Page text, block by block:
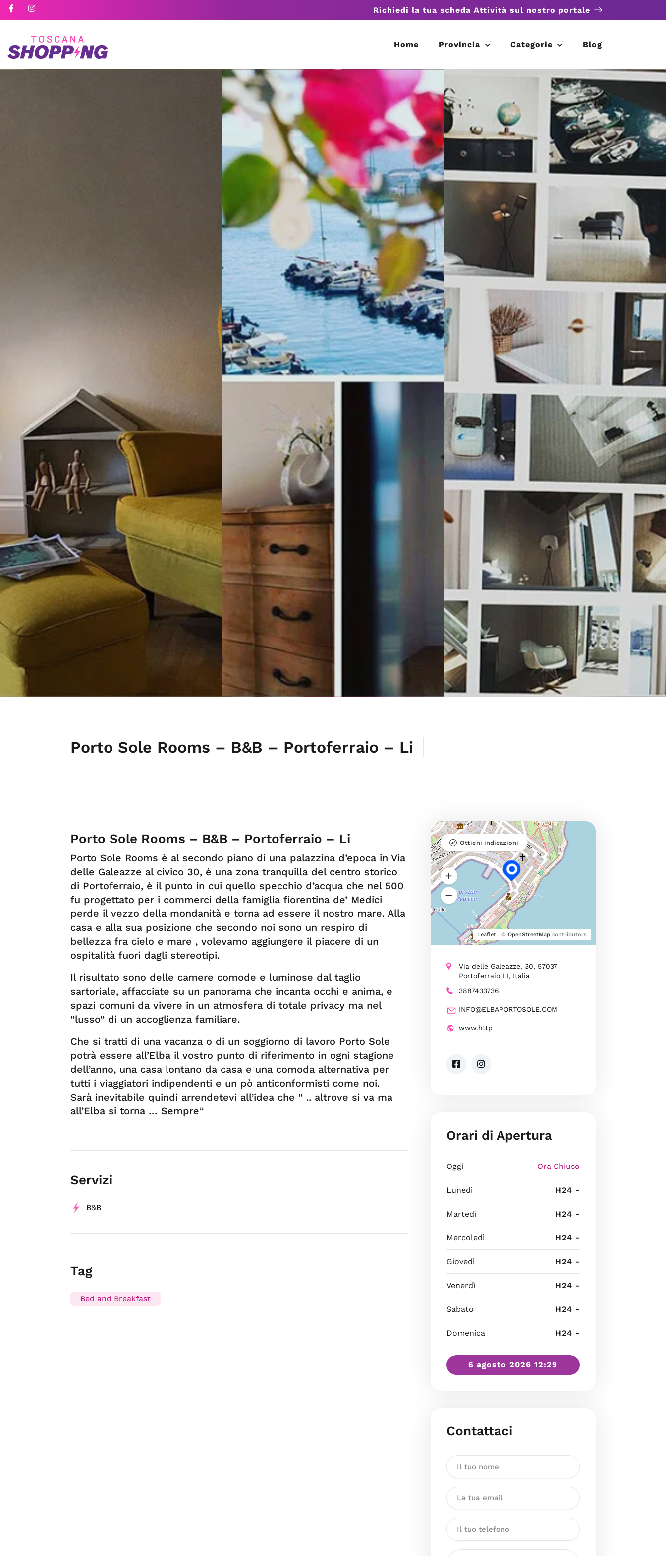
Richiedi la tua scheda Attività sul nostro portale
Home Provincia Categorie Blog
Porto Sole Rooms – B&B – Portoferraio – Li
Porto Sole Rooms – B&B – Portoferraio – Li
Porto Sole Rooms è al secondo piano di una palazzina d’epoca in Via
delle Galeazze al civico 30, è una zona tranquilla del centro storico
di Portoferraio, è il punto in cui quello specchio d’acqua che nel 500
fu progettato per i commerci della famiglia fiorentina de’ Medici
perde il vezzo della mondanità e torna ad essere il nostro mare. Alla
casa e alla sua posizione che secondo noi sono un respiro di
bellezza fra cielo e mare , volevamo aggiungere il piacere di un
ospitalità fuori dagli stereotipi.
Il risultato sono delle camere comode e luminose dal taglio
sartoriale, affacciate su un panorama che incanta occhi e anima, e
spazi comuni da vivere in un atmosfera di totale privacy ma nel
“lusso“ di un accoglienza familiare.
Che si tratti di una vacanza o di un soggiorno di lavoro Porto Sole
potrà essere all’Elba il vostro punto di riferimento in ogni stagione
dell’anno, una casa lontano da casa e una comoda alternativa per
tutti i viaggiatori indipendenti e un pò anticonformisti come noi.
Sarà inevitabile quindi arrendetevi all’idea che “ .. altrove si va ma
all’Elba si torna … Sempre“
Servizi
B&B
Tag
Bed and Breakfast
Leaflet| © OpenStreetMapcontributors
Ottieni indicazioni
Via delle Galeazze, 30, 57037
Portoferraio LI, Italia
3887433736
INFO@ELBAPORTOSOLE.COM
www.http
Orari di Apertura
Oggi Ora Chiuso
Lunedì H24 -
Martedì H24 -
Mercoledì H24 -
Giovedì H24 -
Venerdì H24 -
Sabato H24 -
Domenica H24 -
6 agosto 2026 12:29
Contattaci